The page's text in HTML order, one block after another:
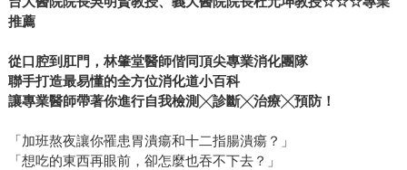
推薦
從口腔到肛門，林肇堂醫師偕同頂尖專業消化團隊
聯手打造最易懂的全方位消化道小百科
讓專業醫師帶著你進行自我檢測╳診斷╳治療╳預防！
「加班熬夜讓你罹患胃潰瘍和十二指腸潰瘍？」
「想吃的東西再眼前，卻怎麼也吞不下去？」